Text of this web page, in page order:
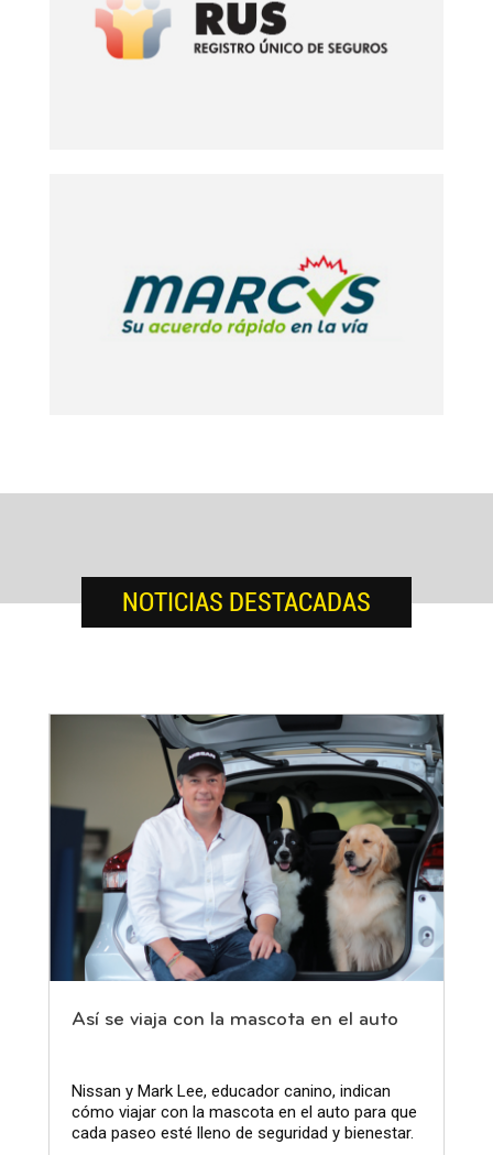
NOTICIAS DESTACADAS
Así se viaja con la mascota en el auto
Nissan y Mark Lee, educador canino, indican
cómo viajar con la mascota en el auto para que
cada paseo esté lleno de seguridad y bienestar.